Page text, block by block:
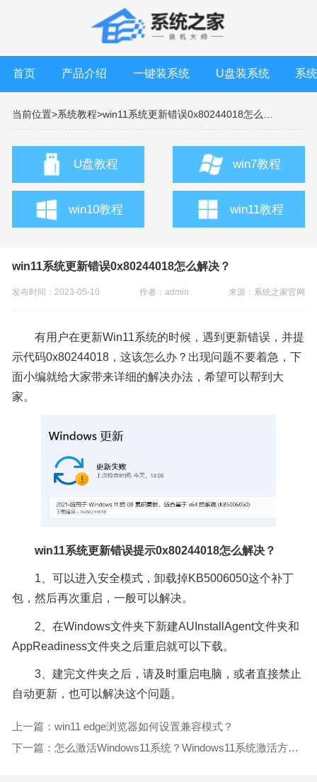
首页 产品介绍 一键装系统 U盘装系统 系
当前位置>系统教程>
U盘教程 win7教程
win10教程 win11教程
win11系统更新错误0x80244018怎么解决？
发布时间：2023-05-10 作者：admin 来源： 系统之家官网
有用户在更新Win11系统的时候，遇到更新错误，并提
示代码0x80244018，这该怎么办？出现问题不要着急，下
面小编就给大家带来详细的解决办法，希望可以帮到大
家。
win11系统更新错误提示0x80244018怎么解决？
1、可以进入安全模式，卸载掉KB5006050这个补丁
包，然后再次重启，一般可以解决。
2、在Windows文件夹下新建AUInstallAgent文件夹和
AppReadiness文件夹之后重启就可以下载。
3、建完文件夹之后，请及时重启电脑，或者直接禁止
自动更新，也可以解决这个问题。
上一篇：win11 edge浏览器如何设置兼容模式？
下一篇：怎么激活Windows11系统？Windows11系统激活方法步骤